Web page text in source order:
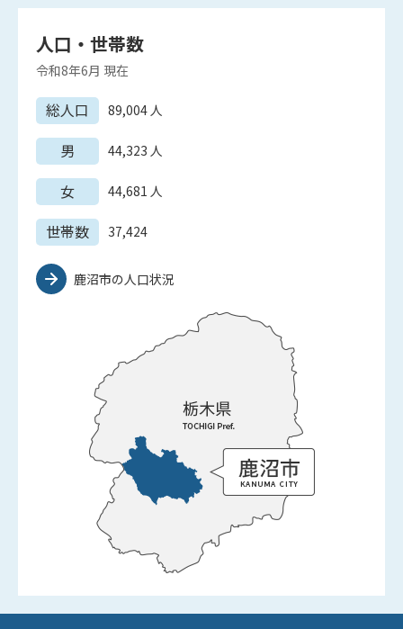
人口・世帯数
令和8年6月 現在
総人口 89,004 人
男 44,323 人
女 44,681 人
世帯数 37,424
鹿沼市の人口状況